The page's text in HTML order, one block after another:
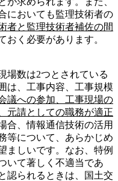
においても監理技術者の
者と監理技術者補佐の間
おく必要があります。
場数は2つとされている
は、工事内容、工事規模
議への参加、工事現場の
元請としての職務が適正
合、情報通信技術の活用
等について、あらかじめ
ましいです。なお、特例
いて著しく不適当であ
認られるときは、国土交